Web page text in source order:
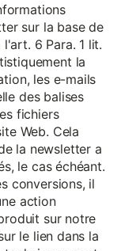
sur la base de
6 Para. 1 lit.
la
les e-mails
des balises
fichiers
Web. Cela
la newsletter a
le cas échéant.
conversions, il
action
sur notre
le lien dans la